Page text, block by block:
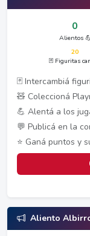
0
Alientos 💪
20
🃏 Figuritas
🃏 Intercambiá
🧸 Coleccioná
💪 Alentá a los
💬 Publicá en la
⭐ Ganá puntos y
Aliento